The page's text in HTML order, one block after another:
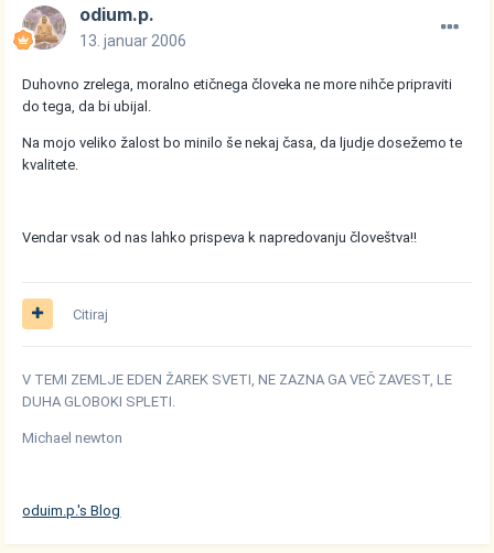
odium.p.
13. januar 2006
Duhovno zrelega, moralno etičnega človeka ne more nihče pripraviti
do tega, da bi ubijal.
Na mojo veliko žalost bo minilo še nekaj časa, da ljudje dosežemo te
kvalitete.
Vendar vsak od nas lahko prispeva k napredovanju človeštva!!
Citiraj
V TEMI ZEMLJE EDEN ŽAREK SVETI, NE ZAZNA GA VEČ ZAVEST, LE
DUHA GLOBOKI SPLETI.
Michael newton
oduim.p.'s Blog